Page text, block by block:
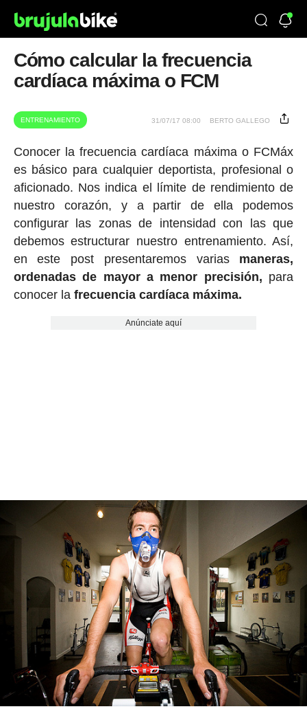
Cómo calcular la frecuencia
cardíaca máxima o FCM
ENTRENAMIENTO 31/07/17 08:00 BERTO GALLEGO
Conocer la frecuencia cardíaca máxima o FCMáx
es básico para cualquier deportista, profesional o
aficionado. Nos indica el límite de rendimiento de
nuestro corazón, y a partir de ella podemos
configurar las zonas de intensidad con las que
debemos estructurar nuestro entrenamiento. Así,
en este post presentaremos varias maneras,
ordenadas de mayor a menor precisión, para
conocer la frecuencia cardíaca máxima.
Anúnciate aquí